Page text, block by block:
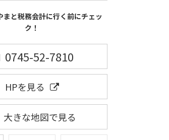
まと税務会計に行く前にチェッ
ク！
0745-52-7810
HPを見る
大きな地図で見る